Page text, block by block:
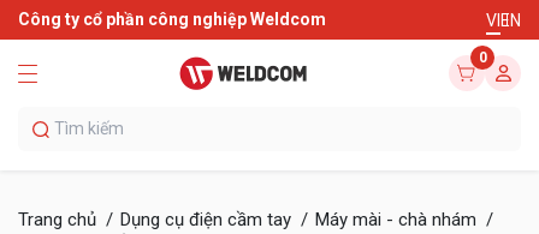
Công ty cổ phần công nghiệp Weldcom VIEN
0
Trang chủ Dụng cụ điện cầm tay
Máy mài - chà nhám